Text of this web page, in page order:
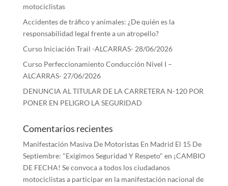
motociclistas
Accidentes de tráfico y animales: ¿De quién es la
responsabilidad legal frente a un atropello?
Curso Iniciación Trail -ALCARRAS- 28/06/2026
Curso Perfeccionamiento Conducción Nivel I –
ALCARRAS- 27/06/2026
DENUNCIA AL TITULAR DE LA CARRETERA N-120 POR
PONER EN PELIGRO LA SEGURIDAD
Comentarios recientes
Manifestación Masiva De Motoristas En Madrid El 15 De
Septiembre: "Exigimos Seguridad Y Respeto" en ¡CAMBIO
DE FECHA! Se convoca a todos los ciudadanos
motociclistas a participar en la manifestación nacional de